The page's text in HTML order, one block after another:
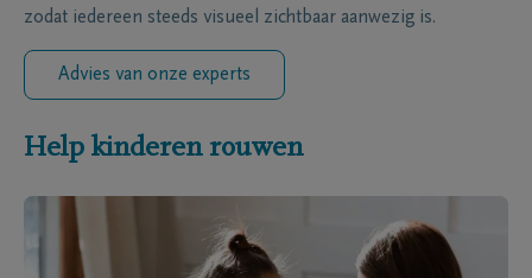
zodat iedereen steeds visueel zichtbaar aanwezig is.
Advies van onze experts
Help kinderen rouwen